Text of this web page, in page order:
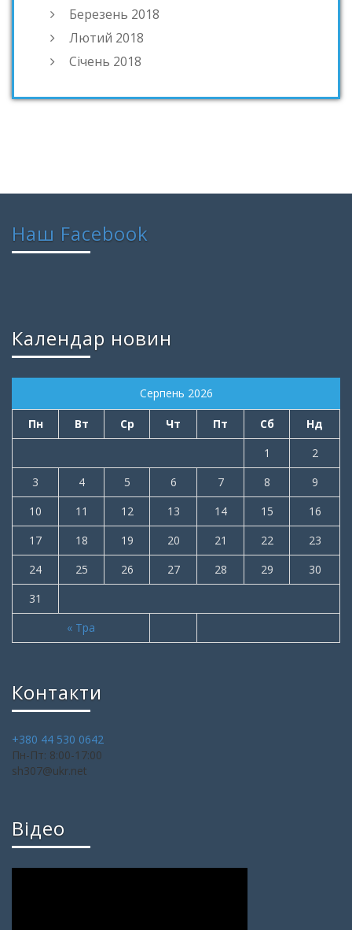
Березень 2018
Лютий 2018
Січень 2018
Наш Facebook
Календар новин
Серпень 2026
Пн Вт Ср Чт Пт Сб Нд
« Тра
1
2
3
4 5 6 7 8
9
10
11 12 13 14 15
16
17
18 19 20 21 22
23
24
25 26 27 28 29
30
31
Контакти
+380 44 530 0642
Пн-Пт: 8:00-17:00
sh307@ukr.net
Відео